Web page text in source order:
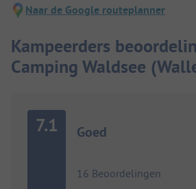
Naar de Google routeplanner
Kampeerders
Camping Waldsee
7.1 Goed
16 Beoordelingen